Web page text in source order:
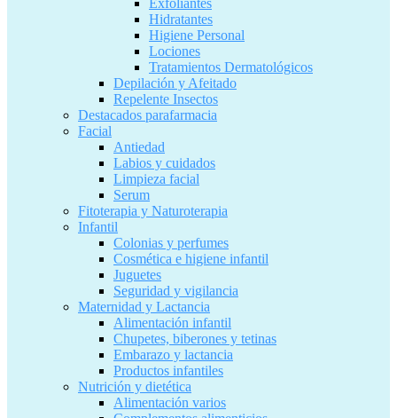
Exfoliantes
Hidratantes
Higiene Personal
Lociones
Tratamientos Dermatológicos
Depilación y Afeitado
Repelente Insectos
Destacados parafarmacia
Facial
Antiedad
Labios y cuidados
Limpieza facial
Serum
Fitoterapia y Naturoterapia
Infantil
Colonias y perfumes
Cosmética e higiene infantil
Juguetes
Seguridad y vigilancia
Maternidad y Lactancia
Alimentación infantil
Chupetes, biberones y tetinas
Embarazo y lactancia
Productos infantiles
Nutrición y dietética
Alimentación varios